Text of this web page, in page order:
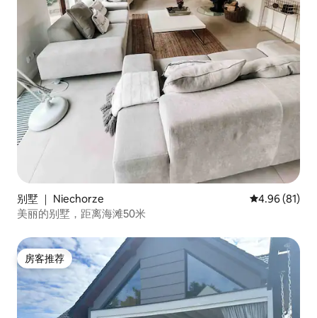
别墅 ｜ Niechorze 平均评分
4.96 (81)
美丽的别墅，距离海滩50米
房客推荐
房客推荐